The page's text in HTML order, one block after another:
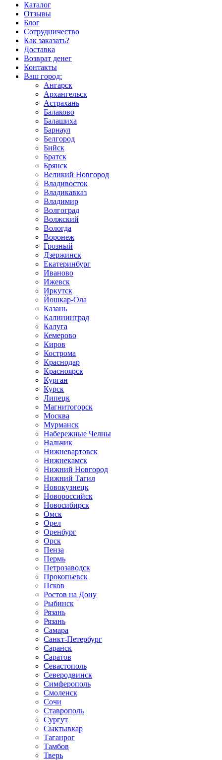
Каталог
Отзывы
Блог
Сотрудничество
Как заказать?
Доставка
Возврат денег
Контакты
Ваш город:
Ангарск
Архангельск
Астрахань
Балаково
Балашиха
Барнаул
Белгород
Бийск
Братск
Брянск
Великий Новгород
Владивосток
Владикавказ
Владимир
Волгоград
Волжский
Вологда
Воронеж
Грозный
Дзержинск
Екатеринбург
Иваново
Ижевск
Иркутск
Йошкар-Ола
Казань
Калининград
Калуга
Кемерово
Киров
Кострома
Краснодар
Красноярск
Курган
Курск
Липецк
Магнитогорск
Москва
Мурманск
Набережные Челны
Нальчик
Нижневартовск
Нижнекамск
Нижний Новгород
Нижний Тагил
Новокузнецк
Новороссийск
Новосибирск
Омск
Орел
Оренбург
Орск
Пенза
Пермь
Петрозаводск
Прокопьевск
Псков
Ростов на Дону
Рыбинск
Рязань
Рязань
Самара
Санкт-Петербург
Саранск
Саратов
Севастополь
Северодвинск
Симферополь
Смоленск
Сочи
Ставрополь
Сургут
Сыктывкар
Таганрог
Тамбов
Тверь